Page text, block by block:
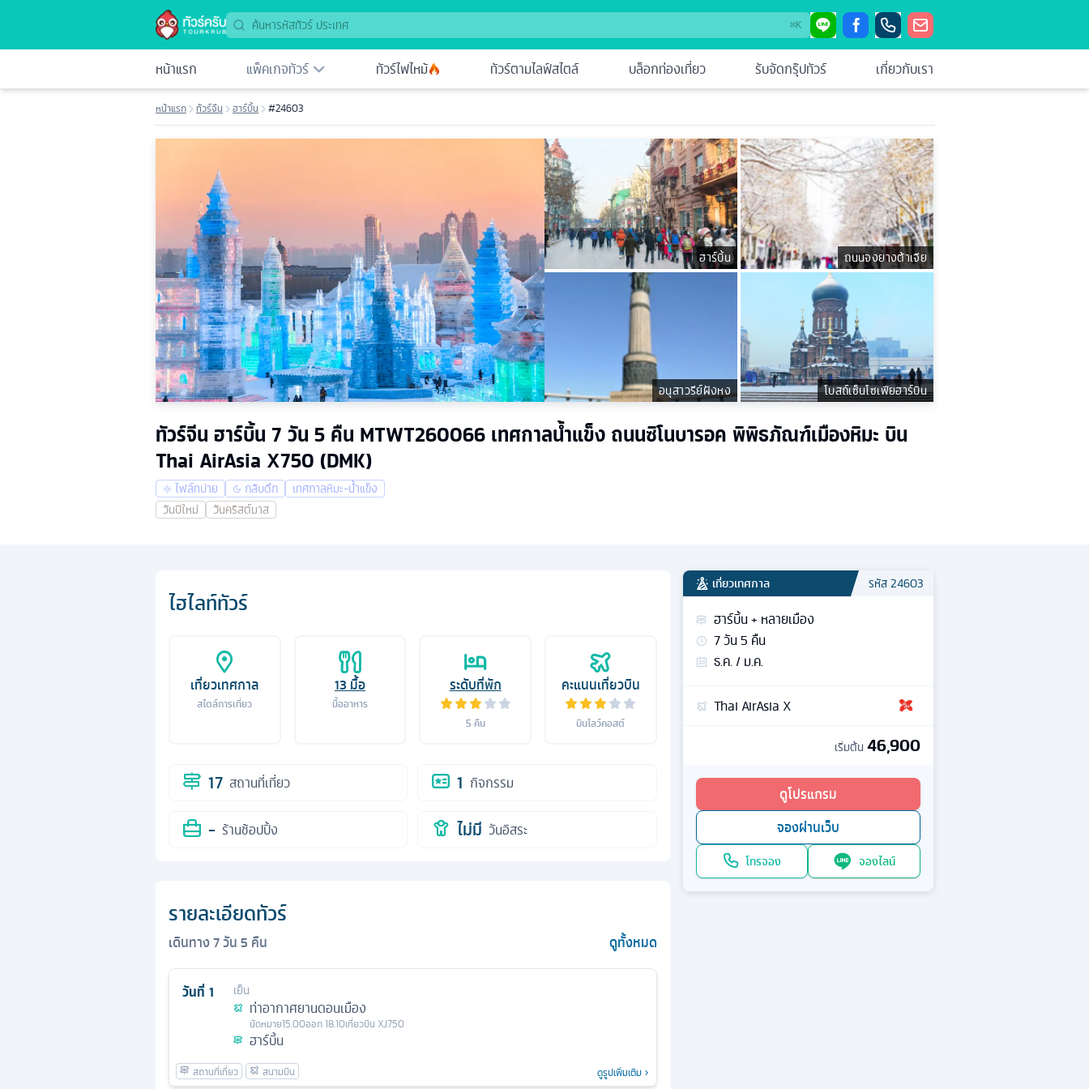
⌘K
หน้าแรก แพ็คเกจทัวร์ ทัวร์ไฟไหม้ ทัวร์ตามไลฟ์สไตล์ บล็อกท่องเที่ยว รับจัดกรุ๊ปทัวร์ เกี่ยวกับเรา
หน้าแรก ทัวร์จีน ฮาร์บิ้น #24603
ฮาร์บิ้น ถนนจงยางต้าเจีย
อนุสาวรีย์ฝังหง โบสถ์เซ็นโซเฟียฮาร์บิน
ทัวร์จีน ฮาร์บิ้น 7 วัน 5 คืน MTWT260066 เทศกาลน้ำแข็ง ถนนซิโนบารอค พิพิธภัณฑ์เมืองหิมะ บิน
Thai AirAsia X750 (DMK)
ไฟล์ทบ่าย กลับดึก
เทศกาลหิมะ-น้ำแข็ง
วันปีใหม่
วันคริสต์มาส
ไฮไลท์ทัวร์
เที่ยวเทศกาล
สไตล์การเที่ยว
13 มื้อ
มื้ออาหาร
ระดับที่พัก
5 คืน
คะแนนเที่ยวบิน
บินโลว์คอสต์
17 สถานที่เที่ยว 1 กิจกรรม
- ร้านช้อปปิ้ง ไม่มี วันอิสระ
รายละเอียดทัวร์
เดินทาง7วัน5 คืน ดูทั้งหมด
วันที่ 1 เย็น
ท่าอากาศยานดอนเมือง
นัดหมาย15.00ออก18.10เที่ยวบิน XJ750
ฮาร์บิ้น
ดูรูปเพิ่มเติม
เที่ยวเทศกาล รหัส24603
ฮาร์บิ้น + หลายเมือง
7วัน5 คืน
ธ.ค. / ม.ค.
Thai AirAsia X
เริ่มต้น 46,900
ดูโปรแกรม
จองผ่านเว็บ
โทรจอง จองไลน์